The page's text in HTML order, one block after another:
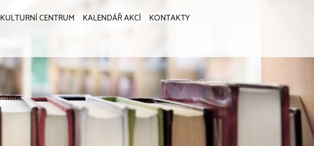
KULTURNÍ CENTRUM KALENDÁŘ AKCÍ
KONTAKTY